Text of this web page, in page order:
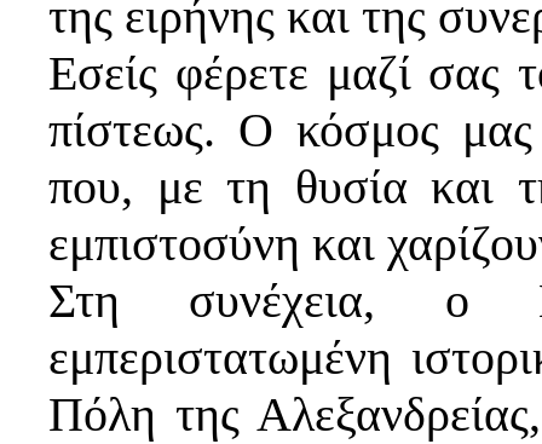
της ειρήνης και της
Εσείς φέρετε μαζί σας
πίστεως. Ο κόσμος
που, με τη θυσία και
εμπιστοσύνη και
Στη συνέχεια, ο
εμπεριστατωμένη
Πόλη της